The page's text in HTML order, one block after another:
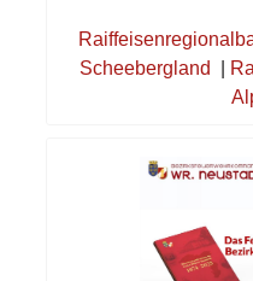
Scheebergland